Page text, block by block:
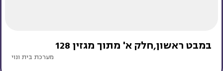
במבט ראשון,חלק א' מתוך מגזין 128
מערכת בית ונוי